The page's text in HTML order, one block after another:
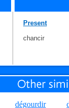
Present
chancir
dégourdir